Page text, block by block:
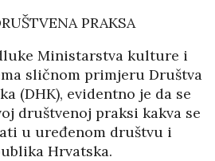
PRAKSA
Ministarstva kulture i
sličnom primjeru Društva
(DHK), evidentno je da se
društvenoj praksi kakva se
u uređenom društvu i
Hrvatska.